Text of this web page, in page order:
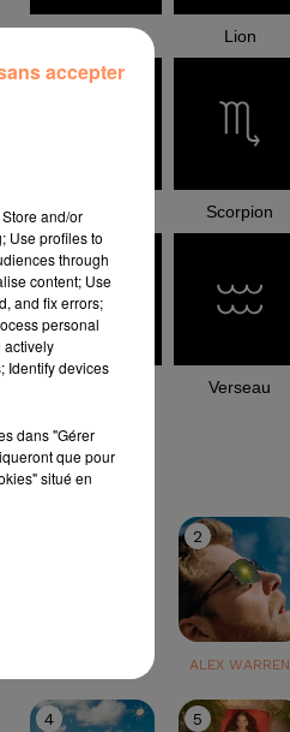
Lion
Balance Scorpion
Verseau
le top
2
ALEX WARREN
4 5
and/or
Use profiles to
through
content; Use
and fix errors;
personal
actively
Identify devices
dans "Gérer
que pour
situé en
accepter